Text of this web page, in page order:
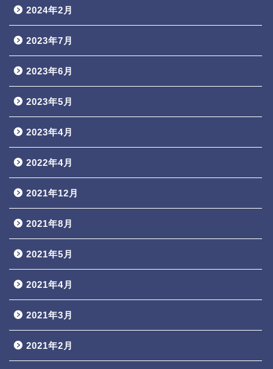
2024年2月
2023年7月
2023年6月
2023年5月
2023年4月
2022年4月
2021年12月
2021年8月
2021年5月
2021年4月
2021年3月
2021年2月